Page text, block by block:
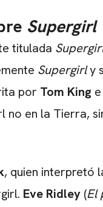
Supergirl
titulada
Supergirly
por Tom King
no en la Tierra,
, quien interpretó
Eve Ridley (El